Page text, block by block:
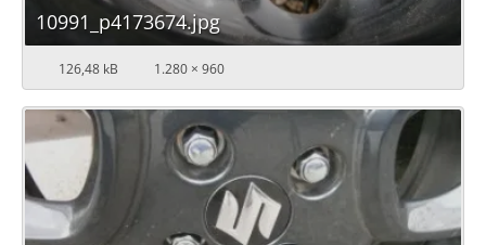
10991_p4173674.jpg
126,48 kB 1.280 × 960